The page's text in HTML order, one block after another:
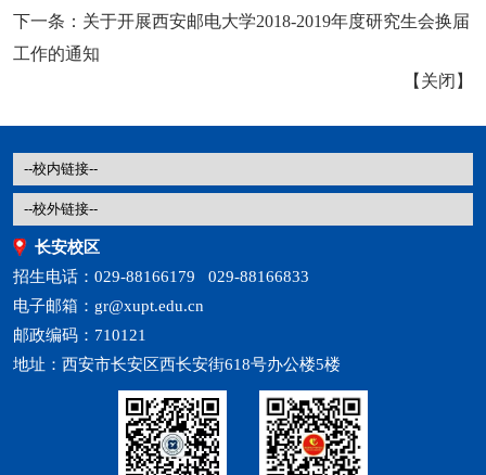
下一条： 关于开展西安邮电大学2018-2019年度研究生会换届
工作的通知
【 关闭 】
长安校区
招生电话：029-88166179 029-88166833
电子邮箱：gr@xupt.edu.cn
邮政编码：710121
地址：西安市长安区西长安街618号办公楼5楼